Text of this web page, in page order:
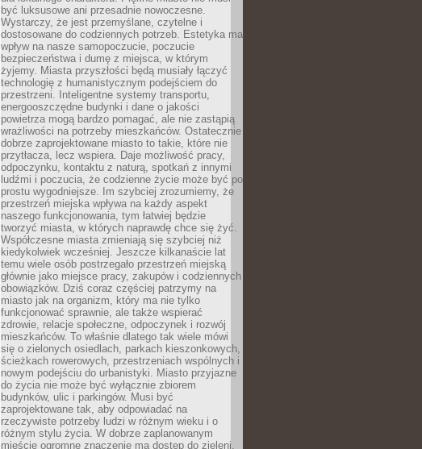
być luksusowe ani przesadnie nowoczesne.
Wystarczy, że jest przemyślane, czytelne i
dostosowane do codziennych potrzeb. Estetyka ma
wpływ na nasze samopoczucie, poczucie
bezpieczeństwa i dumę z miejsca, w którym
żyjemy. Miasta przyszłości będą musiały łączyć
technologię z humanistycznym podejściem do
przestrzeni. Inteligentne systemy transportu,
energooszczędne budynki i dane o jakości
powietrza mogą bardzo pomagać, ale nie zastąpią
wrażliwości na potrzeby mieszkańców. Ostatecznie
dobrze zaprojektowane miasto to takie, które nie
przytłacza, lecz wspiera. Daje możliwość pracy,
odpoczynku, kontaktu z naturą, spotkań z innymi
ludźmi i poczucia, że codzienne życie może być po
prostu wygodniejsze. Im szybciej zrozumiemy, że
przestrzeń miejska wpływa na każdy aspekt
naszego funkcjonowania, tym łatwiej będzie
tworzyć miasta, w których naprawdę chce się żyć.
Współczesne miasta zmieniają się szybciej niż
kiedykolwiek wcześniej. Jeszcze kilkanaście lat
temu wiele osób postrzegało przestrzeń miejską
głównie jako miejsce pracy, zakupów i codziennych
obowiązków. Dziś coraz częściej patrzymy na
miasto jak na organizm, który ma nie tylko
funkcjonować sprawnie, ale także wspierać
zdrowie, relacje społeczne, odpoczynek i rozwój
mieszkańców. To właśnie dlatego tak wiele mówi
się o zielonych osiedlach, parkach kieszonkowych,
ścieżkach rowerowych, przestrzeniach wspólnych i
nowym podejściu do urbanistyki. Miasto przyjazne
do życia nie może być wyłącznie zbiorem
budynków, ulic i parkingów. Musi być
zaprojektowane tak, aby odpowiadać na
rzeczywiste potrzeby ludzi w różnym wieku i o
różnym stylu życia. W dobrze zaplanowanym
mieście ogromne znaczenie ma dostęp do zieleni.